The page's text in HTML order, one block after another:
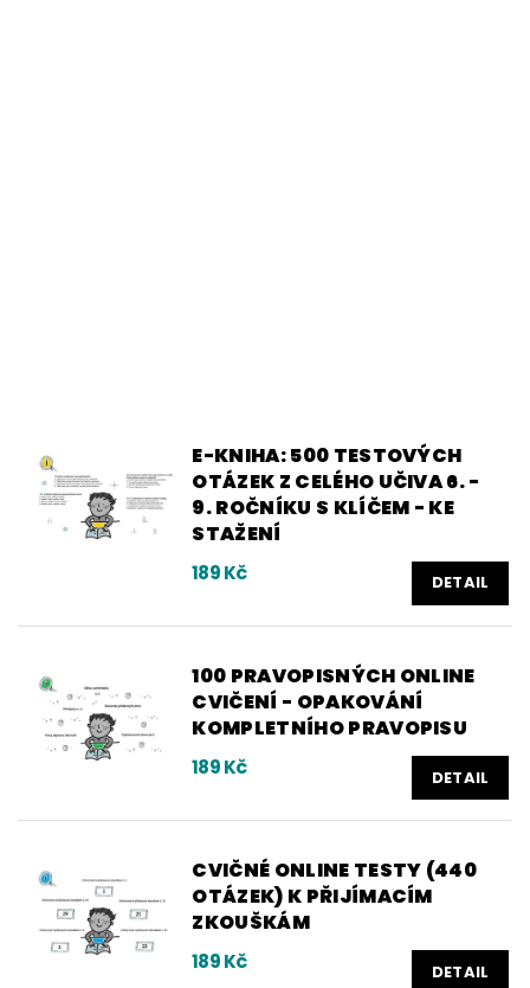
E-KNIHA: 500 TESTOVÝCH
OTÁZEK Z CELÉHO UČIVA 6. -
9. ROČNÍKU S KLÍČEM - KE
STAŽENÍ
189 Kč DETAIL
100 PRAVOPISNÝCH ONLINE
CVIČENÍ - OPAKOVÁNÍ
KOMPLETNÍHO PRAVOPISU
189 Kč DETAIL
CVIČNÉ ONLINE TESTY (440
OTÁZEK) K PŘIJÍMACÍM
ZKOUŠKÁM
189 Kč DETAIL